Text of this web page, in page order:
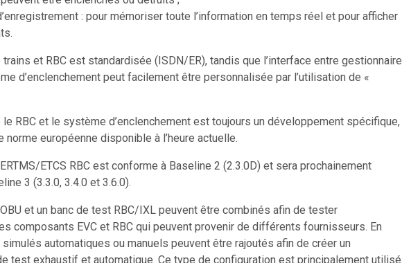
: pour mémoriser toute l’information en temps réel et pour afficher
trains et RBC est standardisée (ISDN/ER), tandis que l’interface entre gestionnaire
d’enclenchement peut facilement être personnalisée par l’utilisation de «
le RBC et le système d’enclenchement est toujours un développement spécifique,
norme européenne disponible à l’heure actuelle.
ETCS RBC est conforme à Baseline 2 (2.3.0D) et sera prochainement
3 (3.3.0, 3.4.0 et 3.6.0).
et un banc de test RBC/IXL peuvent être combinés afin de tester
composants EVC et RBC qui peuvent provenir de différents fournisseurs. En
automatiques ou manuels peuvent être rajoutés afin de créer un
test exhaustif et automatique. Ce type de configuration est principalement utilisé